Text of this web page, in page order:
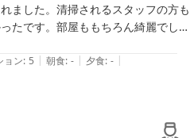
ました。清掃されるスタッフの方も
たです。部屋ももちろん綺麗でし
椅子が二つなのがとても助かりま
ョン: 5 | 朝食: - | 夕食: - |